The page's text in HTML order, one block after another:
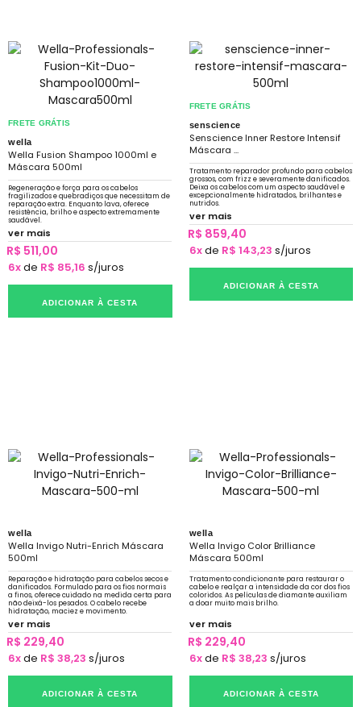
FRETE GRÁTIS
wella
Wella Fusion Shampoo 1000ml e
Máscara 500ml
Regeneração e força para os cabelos
fragilizados e quebradiços que necessitam de
reparação extra. Enquanto lava, oferece
resistência, brilho e aspecto extremamente
saudável.
ver mais
R$ 511,00
6xde R$ 85,16 s/juros
ADICIONAR À CESTA
FRETE GRÁTIS
senscience
Senscience Inner Restore Intensif
Máscara ...
Tratamento reparador profundo para cabelos
grossos, com frizz e severamente danificados.
Deixa os cabelos com um aspecto saudável e
excepcionalmente hidratados, brilhantes e
nutridos.
ver mais
R$ 859,40
6xde R$ 143,23 s/juros
ADICIONAR À CESTA
wella
Wella Invigo Nutri-Enrich Máscara
500ml
Reparação e hidratação para cabelos secos e
danificados. Formulado para os fios normais
a finos, oferece cuidado na medida certa para
não deixá-los pesados. O cabelo recebe
hidratação, maciez e movimento.
ver mais
R$ 229,40
6xde R$ 38,23 s/juros
ADICIONAR À CESTA
wella
Wella Invigo Color Brilliance
Máscara 500ml
Tratamento condicionante para restaurar o
cabelo e realçar a intensidade da cor dos fios
coloridos. As películas de diamante auxiliam
a doar muito mais brilho.
ver mais
R$ 229,40
6xde R$ 38,23 s/juros
ADICIONAR À CESTA